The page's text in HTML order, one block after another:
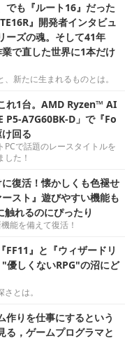
でも『ルート16』だった
』開発者インタビュ
ーズの魂。そして41年
で直した世界に1本だけ
新たに生まれるものとは。
れ1台。AMD Ryzen™ AI
P5-A7G60BK-D」で『Fo
回る
で話題のレースタイトルを
た！
復活！懐かしくも色褪せ
スト』遊びやすい機能も
触れるのにぴったり
能を備えて復活！
FF11』と『ウィザードリ
優しくないRPG"の沼にど
とは。
作りを仕事にするという
る，ゲームプログラマと